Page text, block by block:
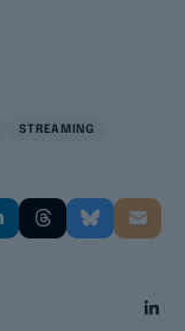
STREAMING